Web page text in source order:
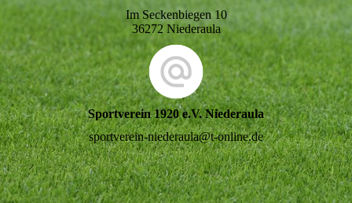
Im Seckenbiegen 10
36272 Niederaula
Sportverein 1920 e.V. Niederaula
sportverein-niederaula@t-online.de